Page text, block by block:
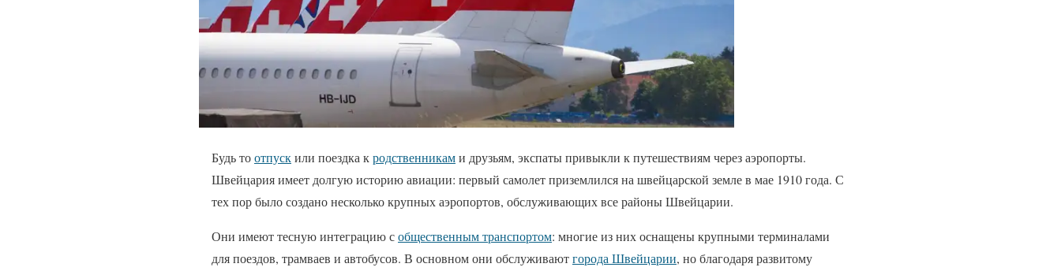
Будь тоотпускили поездка кродственниками друзьям, экспаты привыкли к путешествиям через аэропорты.
Швейцария имеет долгую историю авиации: первый самолет приземлился на швейцарской земле в мае 1910 года. С
тех пор было создано несколько крупных аэропортов, обслуживающих все районы Швейцарии.
Они имеют тесную интеграцию собщественным транспортом: многие из них оснащены крупными терминалами
для поездов, трамваев и автобусов. В основном они обслуживаютгорода Швейцарии, но благодаря развитому